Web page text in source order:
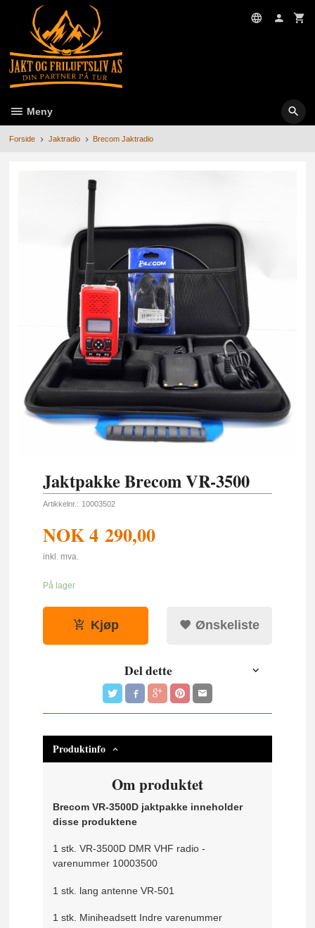
innholdet
Meny
Forside Jaktradio Brecom Jaktradio
Jaktpakke Brecom VR-3500
Artikkelnr.: 10003502
NOK4 290,00
inkl. mva.
På lager
Kjøp Ønskeliste
Del dette
Produktinfo
Om produktet
Brecom VR-3500D jaktpakke inneholder
disse produktene
1 stk. VR-3500D DMR VHF radio -
varenummer 10003500
1 stk. lang antenne VR-501
1 stk. Miniheadsett Indre varenummer